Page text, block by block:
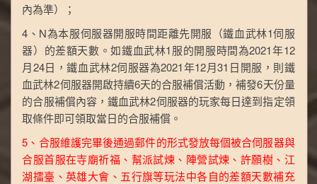
內為準）；
4、N為本服伺服器開服時間距離先開服（鐵血武林1伺服
器）的差額天數。如鐵血武林1服的開服時間為2021年12
月24日，鐵血武林2伺服器為2021年12月31日開服，則鐵
血武林2伺服器開啟持續6天的合服補償活動，補發6天份量
的合服補償內容，鐵血武林2伺服器的玩家每日達到指定領
取條件即可領取當日的合服補償。
5、合服維護完畢後通過郵件的形式發放每個被合伺服器與
合服首服在寺廟祈福、幫派試煉、陣營試煉、許願樹、江
湖擂臺、英雄大會、五行旗等玩法中各自的差額天數補充